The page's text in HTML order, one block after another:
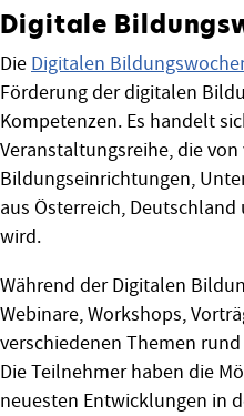
Digitale
Die Digitalen
Förderung der digitalen
Kompetenzen. Es handelt
Veranstaltungsreihe, die
Bildungseinrichtungen,
aus Österreich,
wird.
Während der Digitalen
Webinare, Workshops,
verschiedenen Themen
Die Teilnehmer haben die
neuesten Entwicklungen in